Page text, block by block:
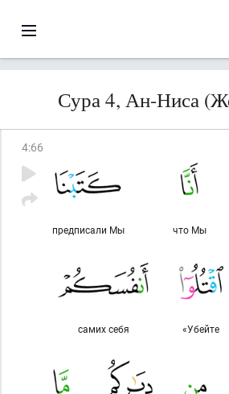
Сура 4, Ан-Ниса
4:66
что Мы
предписали Мы
«Убейте
самих себя